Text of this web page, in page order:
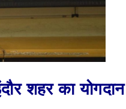
शहर का योगदान